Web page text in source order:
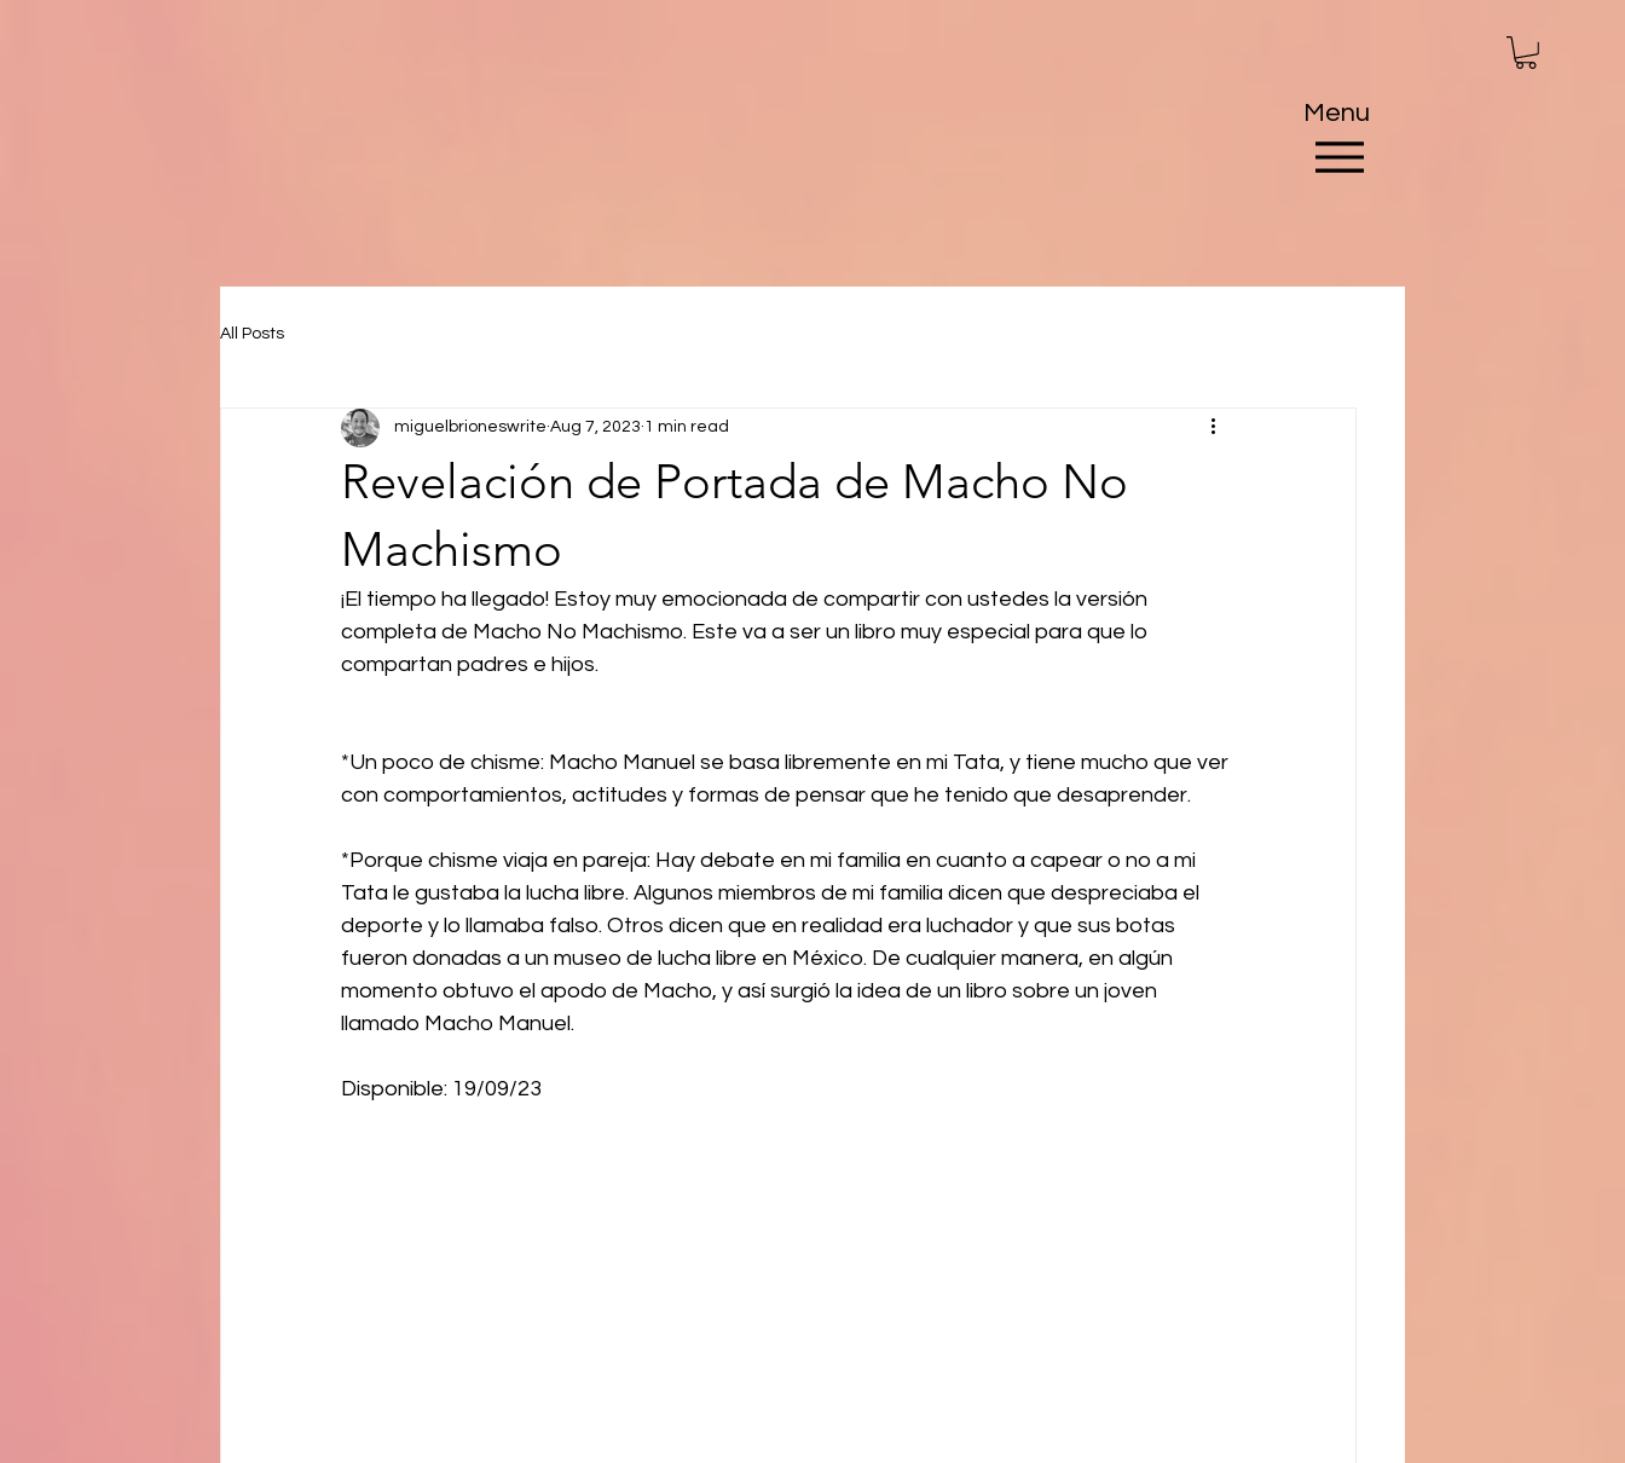
Menu
All Posts
Revelación de Portada de Macho No
Machismo
miguelbrioneswrite Aug 7, 2023 1 min read
¡El tiempo ha llegado! Estoy muy emocionada de compartir con ustedes la versión
completa de Macho No Machismo. Este va a ser un libro muy especial para que lo
compartan padres e hijos.
*Un poco de chisme: Macho Manuel se basa libremente en mi Tata, y tiene mucho que ver
con comportamientos, actitudes y formas de pensar que he tenido que desaprender.
*Porque chisme viaja en pareja: Hay debate en mi familia en cuanto a capear o no a mi
Tata le gustaba la lucha libre. Algunos miembros de mi familia dicen que despreciaba el
deporte y lo llamaba falso. Otros dicen que en realidad era luchador y que sus botas
fueron donadas a un museo de lucha libre en México. De cualquier manera, en algún
momento obtuvo el apodo de Macho, y así surgió la idea de un libro sobre un joven
llamado Macho Manuel.
Disponible: 19/09/23